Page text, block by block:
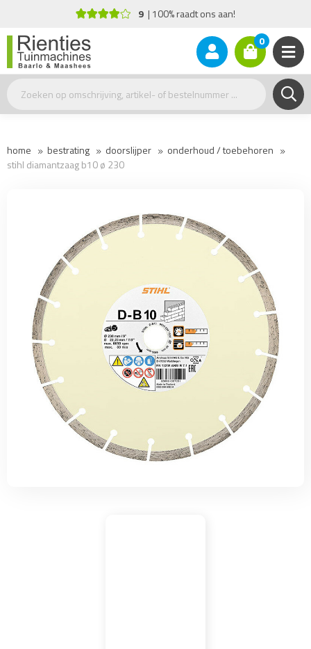
9 100% raadt ons aan!
0
home bestrating doorslijper
onderhoud / toebehoren
stihl diamantzaag b10 ø 230